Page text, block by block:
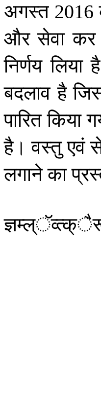
अगस्त 2016
और सेवा कर
निर्णय लिया
बदलाव है
पारित किया
है। वस्तुएवं
लगानेका